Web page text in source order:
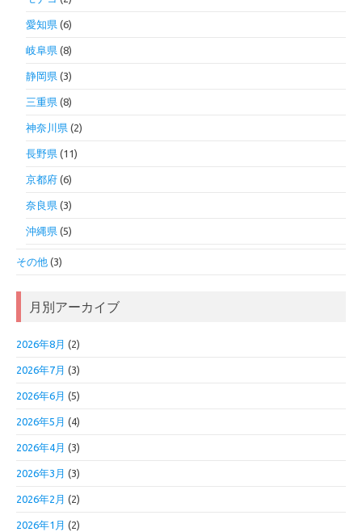
愛知県 (6)
岐阜県 (8)
静岡県 (3)
三重県 (8)
神奈川県 (2)
長野県 (11)
京都府 (6)
奈良県 (3)
沖縄県 (5)
その他 (3)
月別アーカイブ
2026年8月 (2)
2026年7月 (3)
2026年6月 (5)
2026年5月 (4)
2026年4月 (3)
2026年3月 (3)
2026年2月 (2)
2026年1月 (2)